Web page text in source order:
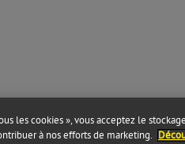
les cookies », vous acceptez le
à nos efforts de marketing.